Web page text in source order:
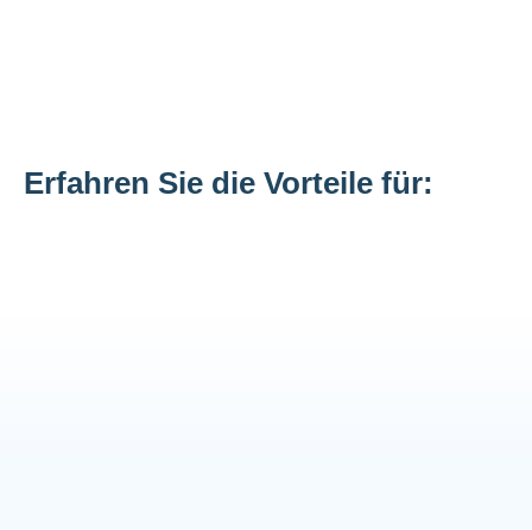
Erfahren Sie die Vorteile für: